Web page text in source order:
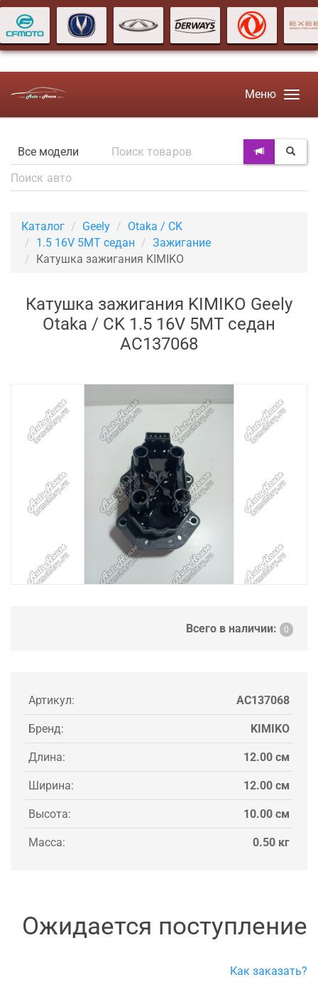
Меню
Каталог Geely
Otaka / CK
1.5 16V 5MT седан
Зажигание
Катушка зажигания KIMIKO
Катушка зажигания KIMIKO Geely
Otaka / CK 1.5 16V 5MT седан
AC137068
Всего в наличии: 0
Артикул: AC137068
Бренд: KIMIKO
Длина: 12.00 см
Ширина: 12.00 см
Высота: 10.00 см
Масса: 0.50 кг
Ожидается поступление
Как заказать?